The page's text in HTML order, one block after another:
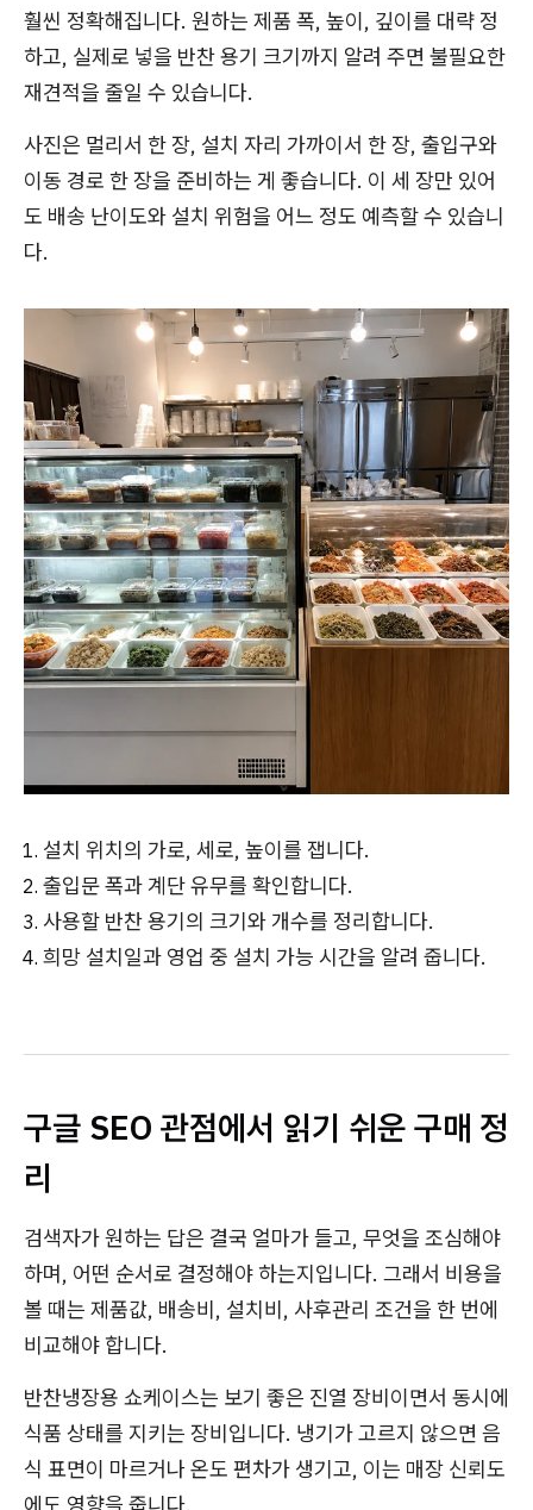
훨씬 정확해집니다. 원하는 제품 폭, 높이, 깊이를 대략 정
하고, 실제로 넣을 반찬 용기 크기까지 알려 주면 불필요한
재견적을 줄일 수 있습니다.
사진은 멀리서 한 장, 설치 자리 가까이서 한 장, 출입구와
이동 경로 한 장을 준비하는 게 좋습니다. 이 세 장만 있어
도 배송 난이도와 설치 위험을 어느 정도 예측할 수 있습니
다.
설치 위치의 가로, 세로, 높이를 잽니다.
출입문 폭과 계단 유무를 확인합니다.
사용할 반찬 용기의 크기와 개수를 정리합니다.
희망 설치일과 영업 중 설치 가능 시간을 알려 줍니다.
구글 SEO 관점에서 읽기 쉬운 구매 정
리
검색자가 원하는 답은 결국 얼마가 들고, 무엇을 조심해야
하며, 어떤 순서로 결정해야 하는지입니다. 그래서 비용을
볼 때는 제품값, 배송비, 설치비, 사후관리 조건을 한 번에
비교해야 합니다.
반찬냉장용 쇼케이스는 보기 좋은 진열 장비이면서 동시에
식품 상태를 지키는 장비입니다. 냉기가 고르지 않으면 음
식 표면이 마르거나 온도 편차가 생기고, 이는 매장 신뢰도